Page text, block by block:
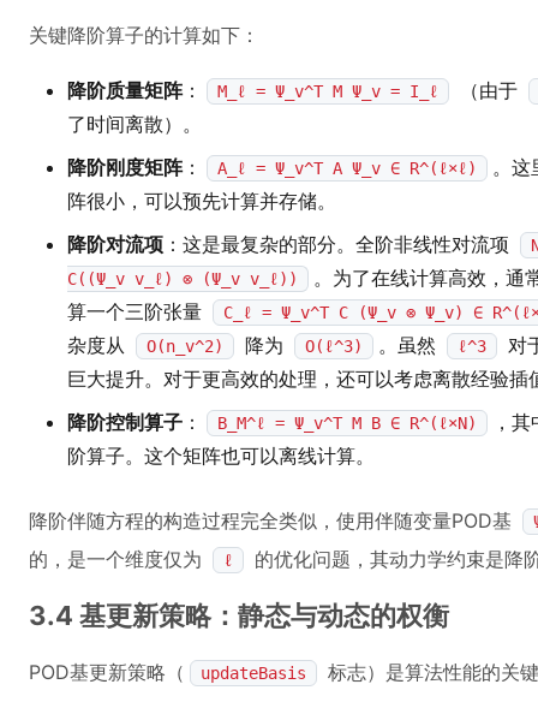
关键降阶算子的计算如下：
降阶质量矩阵： M_ℓ = Ψ_v^T M Ψ_v = I_ℓ
（由于
了时间离散）。
降阶刚度矩阵： A_ℓ = Ψ_v^T A Ψ_v ∈ R^(ℓ×ℓ)
。
阵很小，可以预先计算并存储。
降阶对流项 ：这是最复杂的部分。全阶非线性对流项
C((Ψ_v v_ℓ) ⊗ (Ψ_v v_ℓ))
。为了在线计算高效，通
算一个三阶张量
C_ℓ = Ψ_v^T C (Ψ_v ⊗ Ψ_v) ∈
杂度从 O(n_v^2) 降为 O(ℓ^3) 。虽然 ℓ^3
对
巨大提升。对于更高效的处理，还可以考虑离散经验
降阶控制算子 ： B_M^ℓ = Ψ_v^T M B ∈ R^(ℓ×N)
，
阶算子。这个矩阵也可以离线计算。
降阶伴随方程的构造过程完全类似，使用伴随变量POD基
的，是一个维度仅为 ℓ 的优化问题，其动力学约束是降
3.4 基更新策略：静态与动态的权衡
POD基更新策略（ updateBasis 标志）是算法性能的关